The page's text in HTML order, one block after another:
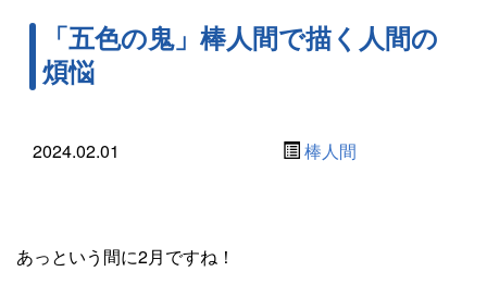
「五色の鬼」棒人間で描く人間の
煩悩
2024.02.01 棒人間
あっという間に2月ですね！